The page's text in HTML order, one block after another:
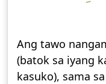
Ang tawo
(batok sa iyang
kasuko), sama